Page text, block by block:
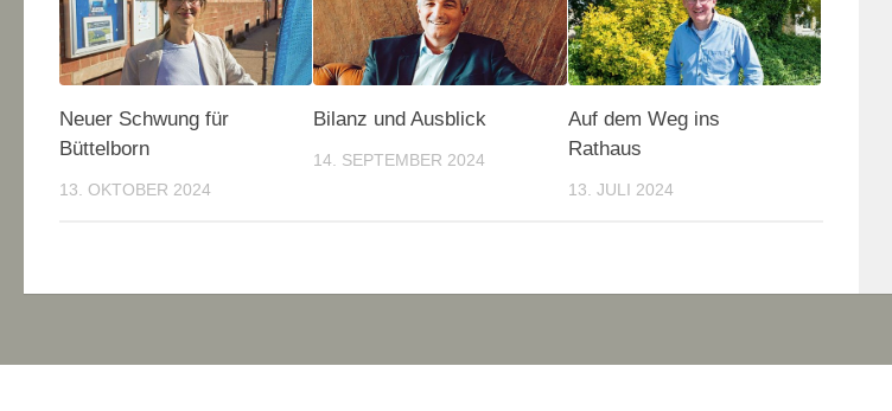
Neuer Schwung für
Büttelborn
13. OKTOBER 2024
Bilanz und Ausblick
14. SEPTEMBER 2024
Auf dem Weg ins
Rathaus
13. JULI 2024